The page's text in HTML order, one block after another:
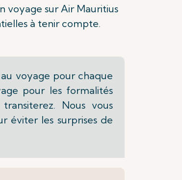
voyage sur Air Mauritius
à tenir compte.
voyage pour chaque
pour les formalités
Nous vous
éviter les surprises de